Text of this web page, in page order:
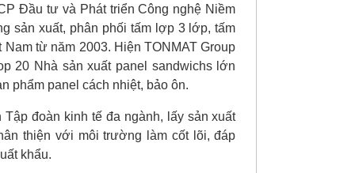
Đầu tư và Phát triển Công nghệ Niềm
sản xuất, phân phối tấm lợp 3 lớp, tấm
từ năm 2003. Hiện TONMAT Group
20 Nhà sản xuất panel sandwichs lớn
phẩm panel cách nhiệt, bảo ôn.
đoàn kinh tế đa ngành, lấy sản xuất
thiện với môi trường làm cốt lõi, đáp
khẩu.